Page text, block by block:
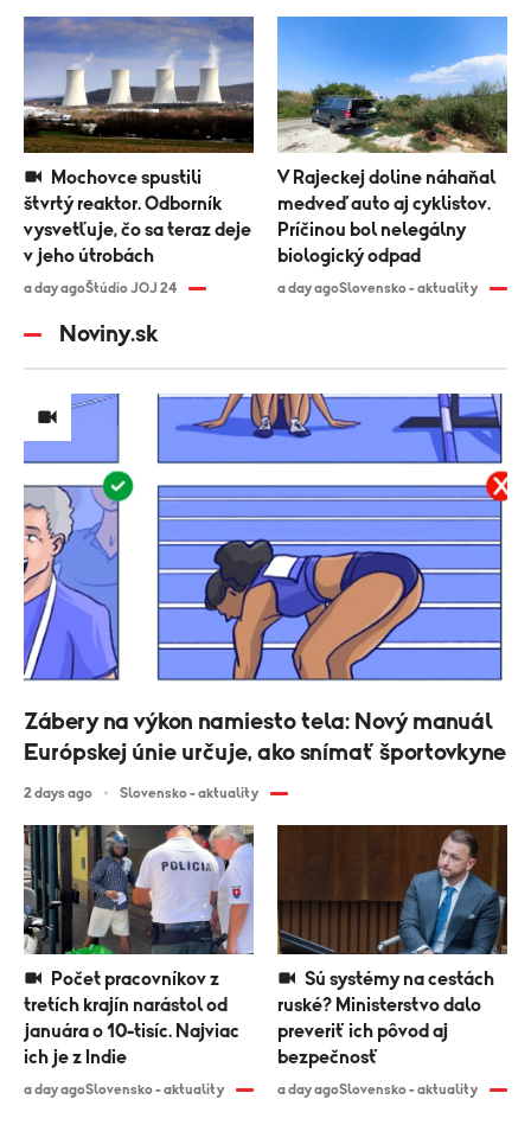
štvrtý reaktor. Odborník
vysvetľuje, čo sa teraz deje
v jeho útrobách
a day agoŠtúdio JOJ 24
V Rajeckej doline náhaňal
medveď auto aj cyklistov.
Príčinou bol nelegálny
biologický odpad
a day agoSlovensko - aktuality
Noviny.sk
tretích krajín narástol od
januára o 10-tisíc. Najviac
ich je z Indie
a day agoSlovensko - aktuality
ruské? Ministerstvo dalo
preveriť ich pôvod aj
bezpečnosť
a day agoSlovensko - aktuality
Zábery na výkon namiesto tela: Nový manuál
Európskej únie určuje, ako snímať športovkyne
2 days ago Slovensko - aktuality